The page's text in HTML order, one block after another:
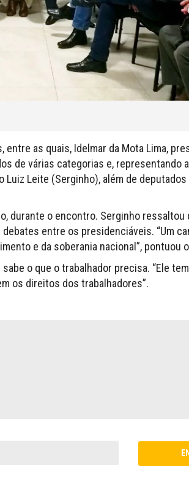
as quais, Idelmar da Mota Lima,
de várias categorias e, representando
Luiz Leite (Serginho), além de
durante o encontro. Serginho ressaltou
entre os presidenciáveis. “Um
e da soberania nacional”, pontuou
o que o trabalhador precisa. “Ele
os direitos dos trabalhadores”.